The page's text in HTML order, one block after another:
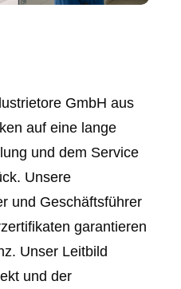
GmbH aus
auf eine lange
und dem Service
Unsere
und Geschäftsführer
garantieren
Unser Leitbild
und der